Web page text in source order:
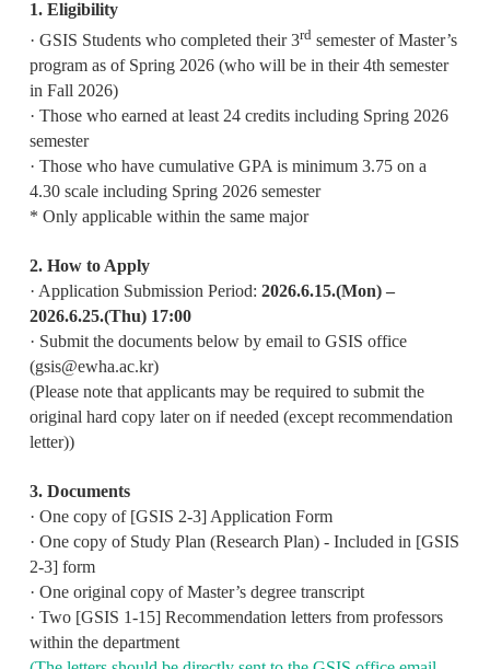
1. Eligibility
· GSIS Students who completed their 3rd semester of Master’s
program as of Spring 2026 (who will be in their 4th semester
in Fall 2026)
· Those who earned at least 24 credits including Spring 2026
semester
· Those who have cumulative GPA is minimum 3.75 on a
4.30 scale including Spring 2026 semester
* Only applicable within the same major
2. How to Apply
· Application Submission Period: 2026.6.15.(Mon) –
2026.6.25.(Thu) 17:00
· Submit the documents below by email to GSIS office
(gsis@ewha.ac.kr)
(Please note that applicants may be required to submit the
original hard copy later on if needed (except recommendation
letter))
3. Documents
· One copy of [GSIS 2-3] Application Form
· One copy of Study Plan (Research Plan) - Included in [GSIS
2-3] form
· One original copy of Master’s degree transcript
· Two [GSIS 1-15] Recommendation letters from professors
within the department